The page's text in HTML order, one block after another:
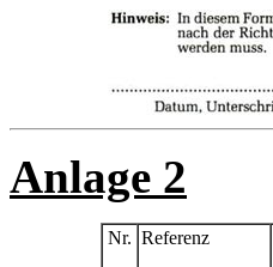
Anlage 2
Nr. Referenz